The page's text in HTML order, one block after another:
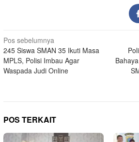
Navigasi
pos
Pos sebelumnya
245 Siswa SMAN 35 Ikuti Masa
MPLS, Polisi Imbau Agar
Waspada Judi Online
POS TERKAIT